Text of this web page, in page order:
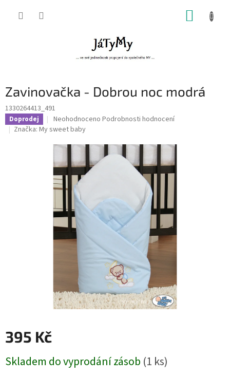
Zavinovačka - Dobrou noc modrá
1330264413_491
Doprodej
Průměrné
hodnocení
je
z
5
hvězdiček.
Neohodnoceno Podrobnosti hodnocení
Značka: My sweet baby
395 Kč
cena:
Skladem do vyprodání zásob (1 ks)